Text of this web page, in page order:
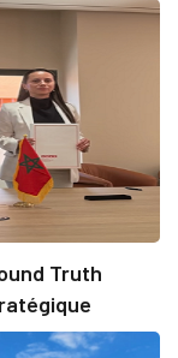
Truth